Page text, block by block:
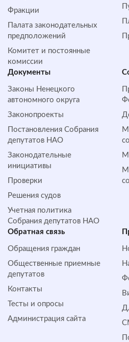
Фракции
Палата законодательных
предположений
Комитет и постоянные
комиссии
Документы
Законы Ненецкого
автономного округа
Законопроекты
Постановления Собрания
депутатов НАО
Законодательные
инициативы
Проверки
Решения судов
Учетная политика
Собрания депутатов НАО
Обратная cвязь
Обращения граждан
Общественные приемные
депутатов
Контакты
Тесты и опросы
Администрация сайта